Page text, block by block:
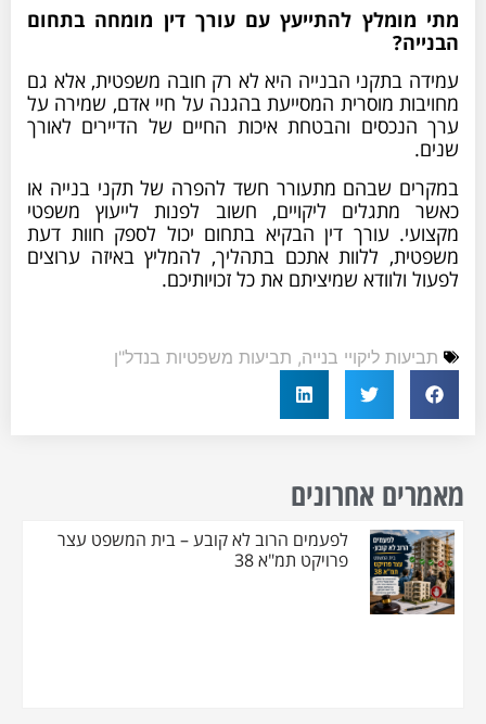
מתי מומלץ להתייעץ עם עורך דין מומחה בתחום
הבנייה?
עמידה בתקני הבנייה היא לא רק חובה משפטית, אלא גם
מחויבות מוסרית המסייעת בהגנה על חיי אדם, שמירה על
ערך הנכסים והבטחת איכות החיים של הדיירים לאורך
שנים.
במקרים שבהם מתעורר חשד להפרה של תקני בנייה או
כאשר מתגלים ליקויים, חשוב לפנות לייעוץ משפטי
מקצועי. עורך דין הבקיא בתחום יכול לספק חוות דעת
משפטית, ללוות אתכם בתהליך, להמליץ באיזה ערוצים
לפעול ולוודא שמיציתם את כל זכויותיכם.
תביעות ליקויי בנייה, תביעות משפטיות בנדל"ן
מאמרים אחרונים
לפעמים הרוב לא קובע – בית המשפט עצר
פרויקט תמ"א 38